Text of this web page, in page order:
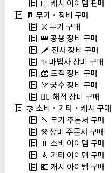
💶 캐시 아이템 판매
🧾 무기・장비 구매
⚔️ 무기 구매
👑 공용 장비 구매
🗡️ 전사 장비 구매
✨ 마법사 장비 구매
🦹 도적 장비 구매
🏹 궁수 장비 구매
🏴‍☠️ 해적 장비 구매
🤝 소비・기타・캐시 구매
🔪 무기 주문서 구매
⚒️ 장비 주문서 구매
🍼 소비 아이템 구매
🎸 기타 아이템 구매
💶 캐시 아이템 구매